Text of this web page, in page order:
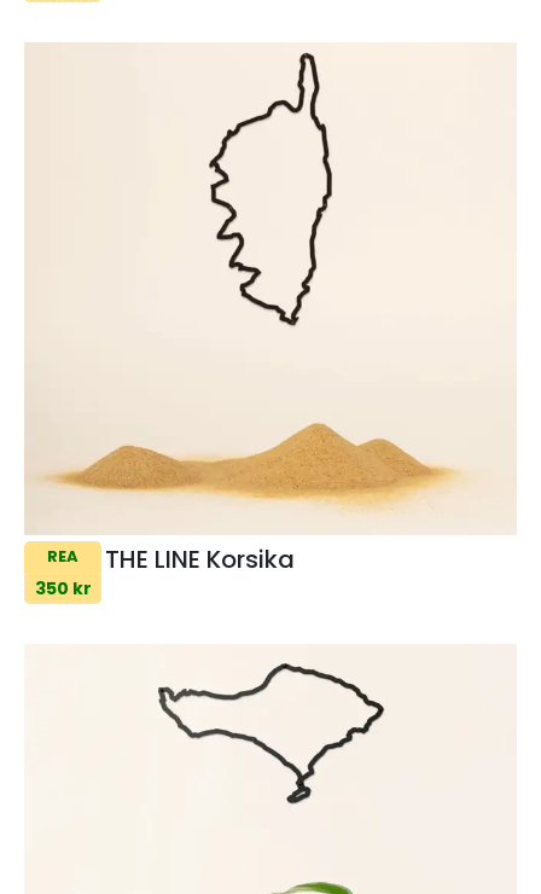
REA
350 kr
THE LINE Korsika